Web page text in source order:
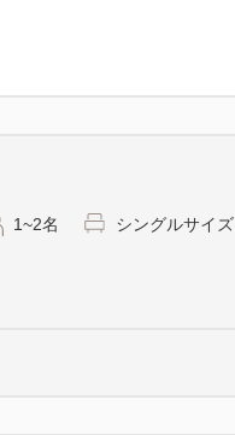
JR蒲田
1~2名 シングルサイ